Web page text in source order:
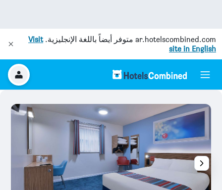
ar.hotelscombined.com متوفر أيضاً باللغة الإنجليزية.Visit
site in English